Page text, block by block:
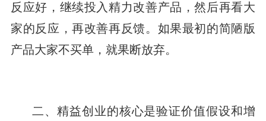
反应好，继续投入精力改善产品，然后再看大
家的反应，再改善再反馈。如果最初的简陋版
产品大家不买单，就果断放弃。
二、精益创业的核心是验证价值假设和增